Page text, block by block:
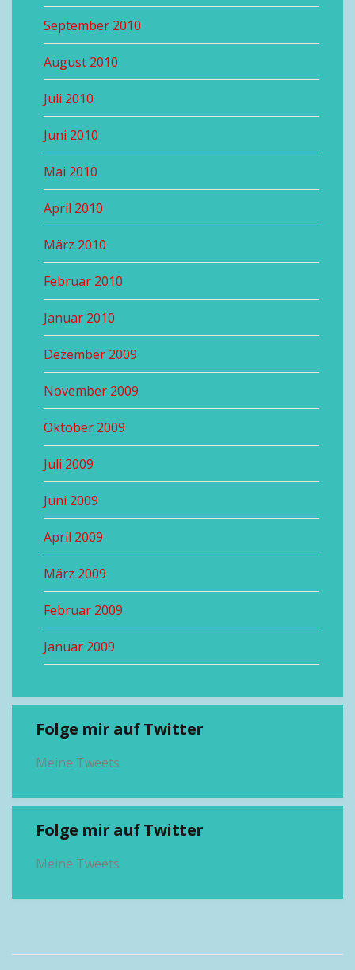
September 2010
August 2010
Juli 2010
Juni 2010
Mai 2010
April 2010
März 2010
Februar 2010
Januar 2010
Dezember 2009
November 2009
Oktober 2009
Juli 2009
Juni 2009
April 2009
März 2009
Februar 2009
Januar 2009
Folge mir auf Twitter
Meine Tweets
Folge mir auf Twitter
Meine Tweets